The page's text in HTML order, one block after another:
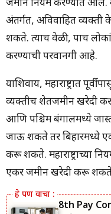
जमीन नियम करण्यात आले.
अंतर्गत, अविवाहित
शकते. त्याच वेळी, पाच
करण्याची परवानगी आहे.
याशिवाय, महाराष्ट्रात
व्यक्तीच शेतजमीन खरेदी
आणि पश्चिम बंगालमध्ये
जाऊ शकते तर बिहारमध्ये
करू शकते. महाराष्ट्राच्या
एकर जमीन खरेदी करू
8th Pay